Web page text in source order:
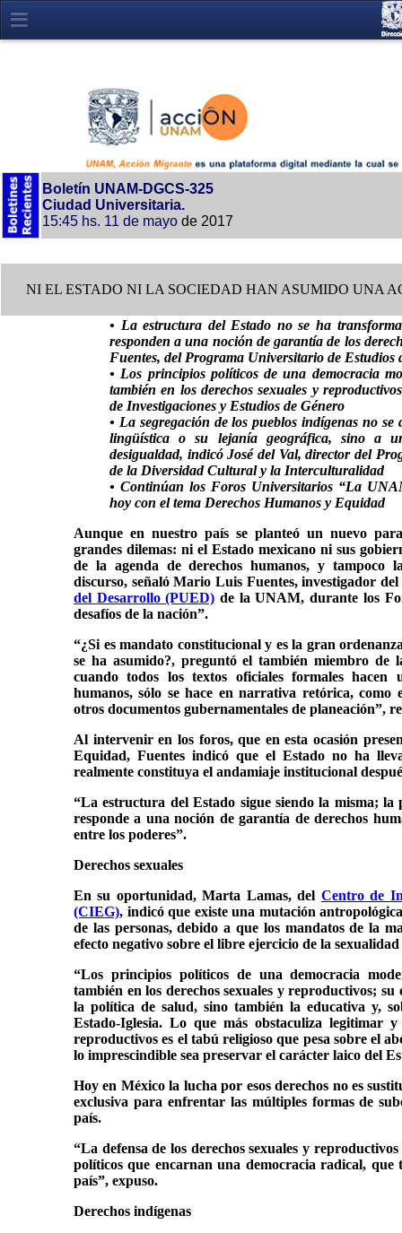
Boletín UNAM-DGCS-325
Ciudad Universitaria.
15:45 hs. 11 de mayo de 2017
NI EL ESTADO NI LA SOCIEDAD HAN ASUMIDO UNA
• La estructura del Estado no se ha
responden a una noción de garantía de los
Fuentes, del Programa Universitario de Estudios
• Los principios políticos de una democracia
también en los derechos sexuales y
de Investigaciones y Estudios de Género
• La segregación de los pueblos indígenas no
lingüística o su lejanía geográfica, sino a
desigualdad, indicó José del Val, director del
de la Diversidad Cultural y la Interculturalidad
• Continúan los Foros Universitarios “La
hoy con el tema Derechos Humanos y Equidad
Aunque en nuestro país se planteó un nuevo
grandes dilemas: ni el Estado mexicano ni sus
de la agenda de derechos humanos, y tampoco
discurso, señaló Mario Luis Fuentes, investigador del
del Desarrollo (PUED) de la UNAM, durante los
desafíos de la nación”.
“¿Si es mandato constitucional y es la gran
se ha asumido?, preguntó el también miembro de
cuando todos los textos oficiales formales
humanos, sólo se hace en narrativa retórica,
otros documentos gubernamentales de planeación”,
Al intervenir en los foros, que en esta ocasión
Equidad, Fuentes indicó que el Estado no ha
realmente constituya el andamiaje institucional
“La estructura del Estado sigue siendo la misma; la
responde a una noción de garantía de derechos
entre los poderes”.
Derechos sexuales
En su oportunidad, Marta Lamas, del Centro de
(CIEG), indicó que existe una mutación
de las personas, debido a que los mandatos de la
efecto negativo sobre el libre ejercicio de la
“Los principios políticos de una democracia
también en los derechos sexuales y reproductivos;
la política de salud, sino también la educativa y,
Estado-Iglesia. Lo que más obstaculiza legitimar
reproductivos es el tabú religioso que pesa sobre el
lo imprescindible sea preservar el carácter laico del
Hoy en México la lucha por esos derechos no es
exclusiva para enfrentar las múltiples formas de
país.
“La defensa de los derechos sexuales y
políticos que encarnan una democracia radical,
país”, expuso.
Derechos indígenas